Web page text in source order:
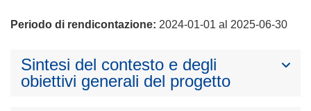
Periodo di rendicontazione: 2024-01-01 al 2025-06-30
Sintesi del contesto e degli
obiettivi generali del progetto